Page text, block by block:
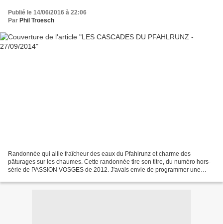
Publié le 14/06/2016 à 22:06
Par Phil Troesch
Randonnée qui allie fraîcheur des eaux du Pfahlrunz et charme des
pâturages sur les chaumes. Cette randonnée tire son titre, du numéro hors-
série de PASSION VOSGES de 2012. J'avais envie de programmer une